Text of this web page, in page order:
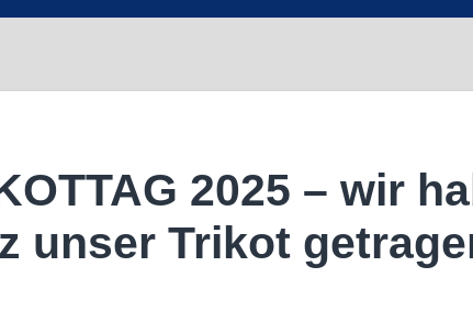
2025 – wir
unser Trikot